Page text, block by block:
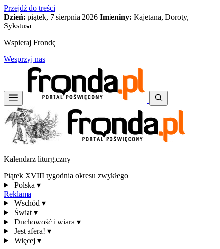
Przejdź do treści
Dzień: piątek, 7 sierpnia 2026 Imieniny: Kajetana, Doroty,
Sykstusa
Wspieraj Frondę
Wesprzyj nas
Kalendarz liturgiczny
Piątek XVIII tygodnia okresu zwykłego
Polska ▾
Reklama
Wschód ▾
Świat ▾
Duchowość i wiara ▾
Jest afera! ▾
Więcej ▾